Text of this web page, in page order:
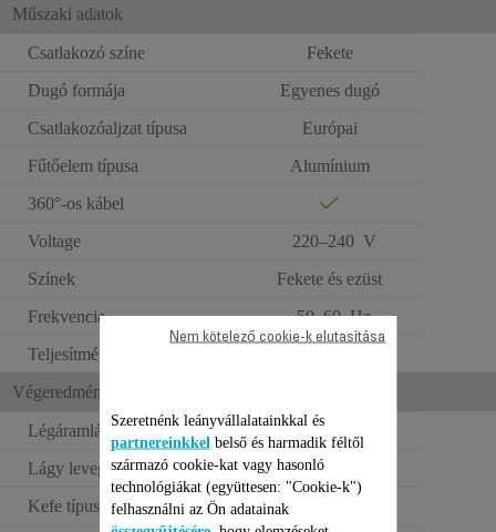
Műszaki adatok
Csatlakozó színe
Fekete
Dugó formája
Egyenes dugó
Csatlakozóaljzat típusa
Európai
Fűtőelem típusa
Alumínium
360°-os kábel
Voltage
220–240 V
Színek
Fekete és ezüst
Frekvencia
50–60 Hz
Teljesítmény
Végeredmény/ Használat
Légáramlás beállítása
Lágy levegő
Kefe típusok
Szeretnénk leányvállalatainkkal és
partnereinkkel belső és harmadik féltől
származó cookie-kat vagy hasonló
technológiákat (együttesen: "Cookie-k")
felhasználni az Ön adatainak
Nem kötelező cookie-k elutasítása